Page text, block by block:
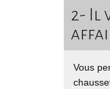
2- Il
Vous